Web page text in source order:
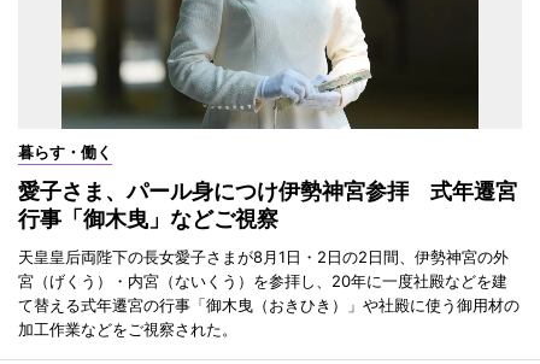
暮らす・働く
愛子さま、パール身につけ伊勢神宮参拝 式年遷宮
行事「御木曳」などご視察
天皇皇后両陛下の長女愛子さまが8月1日・2日の2日間、伊勢神宮の外
宮（げくう）・内宮（ないくう）を参拝し、20年に一度社殿などを建
て替える式年遷宮の行事「御木曳（おきひき）」や社殿に使う御用材の
加工作業などをご視察された。